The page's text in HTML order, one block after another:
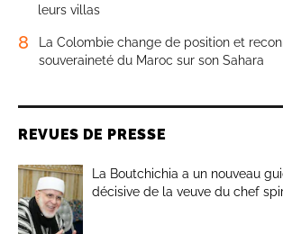
leurs villas
8
La Colombie change de position et
souveraineté du Maroc sur son Sahara
REVUES DE PRESSE
La Boutchichia a un nouveau
décisive de la veuve du chef